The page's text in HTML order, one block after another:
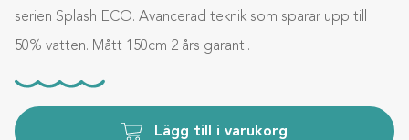
serien Splash ECO. Avancerad teknik som sparar upp till
50% vatten. Mått 150cm 2 års garanti.
Lägg till i varukorg